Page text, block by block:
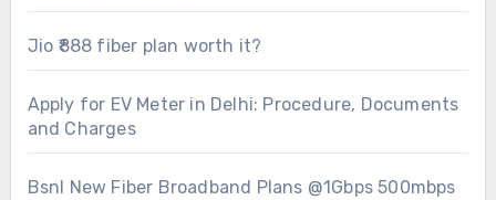
Jio ₹888 fiber plan worth it?
Apply for EV Meter in Delhi: Procedure, Documents
and Charges
Bsnl New Fiber Broadband Plans @1Gbps 500mbps